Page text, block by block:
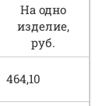
На одно
изделие,
руб.
464,10